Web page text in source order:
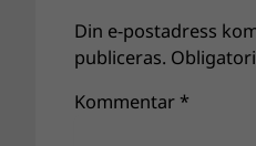
Din e-postadress
publiceras.
Kommentar *